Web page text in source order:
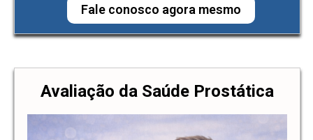
Fale conosco agora mesmo
Avaliação da Saúde Prostática